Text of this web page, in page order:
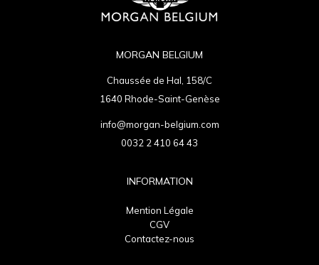
MORGAN BELGIUM
Chaussée de Hal, 158/C
1640 Rhode-Saint-Genèse
info@morgan-belgium.com
0032 2 410 64 43
INFORMATION
Mention Légale
CGV
Contactez-nous